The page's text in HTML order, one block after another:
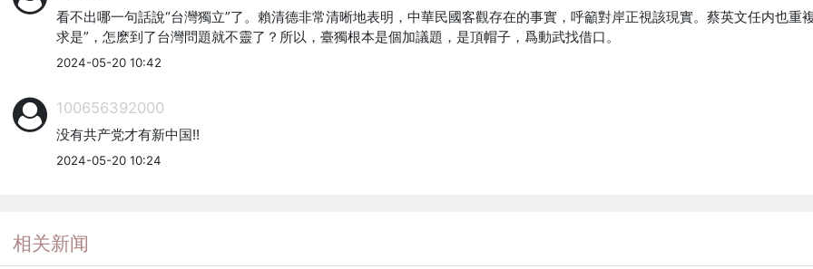
看不出哪一句話說“台灣獨立”了。賴清德非常清晰地表明，中華民國客觀存在的事實，呼籲對岸正視該現實。蔡英文任内也
求是”，怎麽到了台灣問題就不靈了？所以，臺獨根本是個加議題，是頂帽子，爲動武找借口。
2024-05-20 10:42
100656392000
没有共产党才有新中国!!
2024-05-20 10:24
相关新闻